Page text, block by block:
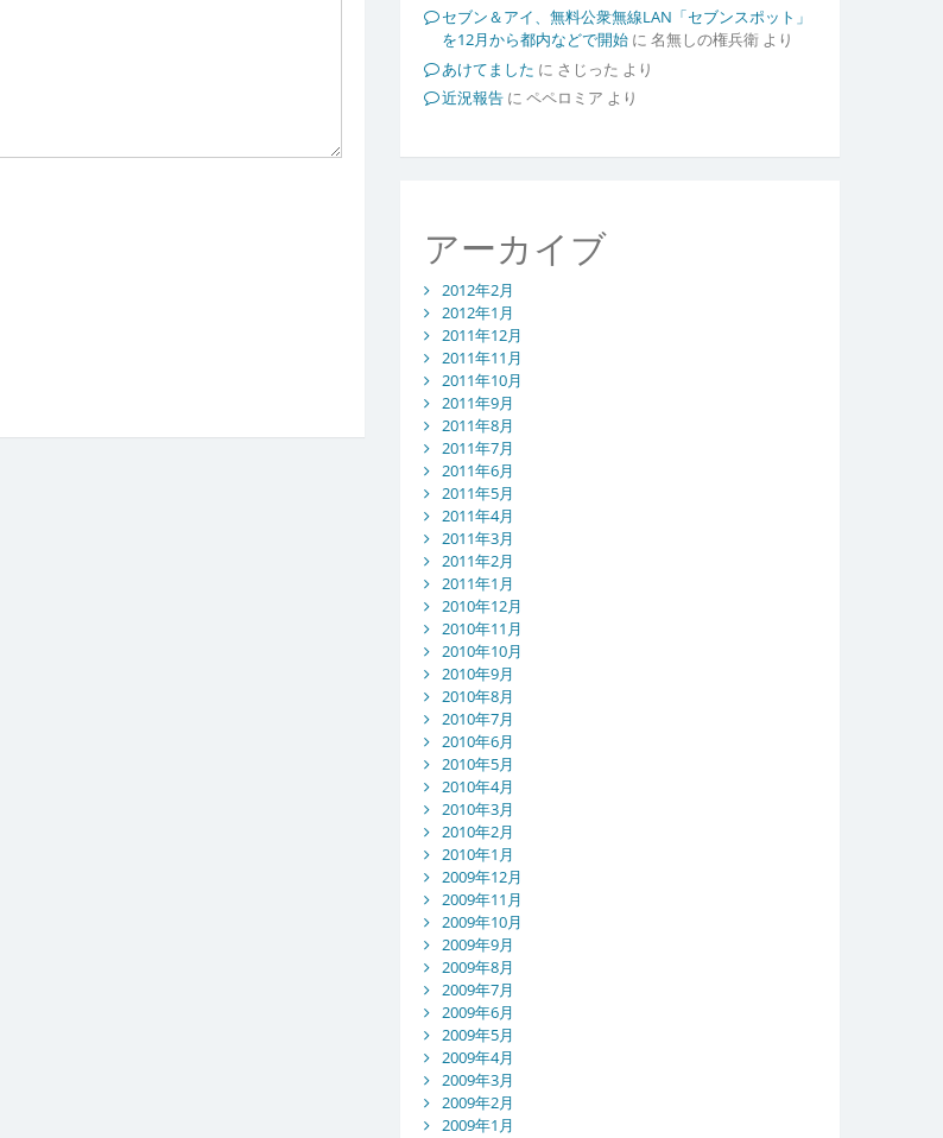
セブン＆アイ、無料公衆無線LAN「セブンスポット」
を12月から都内などで開始に 名無しの権兵衛より
あけてました に さじった より
近況報告に ペペロミア より
アーカイブ
2012年2月
2012年1月
2011年12月
2011年11月
2011年10月
2011年9月
2011年8月
2011年7月
2011年6月
2011年5月
2011年4月
2011年3月
2011年2月
2011年1月
2010年12月
2010年11月
2010年10月
2010年9月
2010年8月
2010年7月
2010年6月
2010年5月
2010年4月
2010年3月
2010年2月
2010年1月
2009年12月
2009年11月
2009年10月
2009年9月
2009年8月
2009年7月
2009年6月
2009年5月
2009年4月
2009年3月
2009年2月
2009年1月